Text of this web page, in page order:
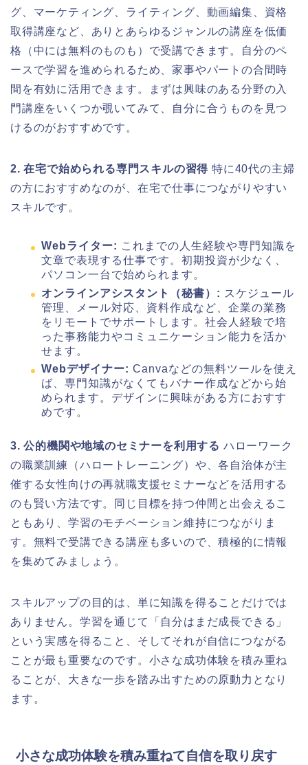
グ、マーケティング、ライティング、動画編集、資格
取得講座など、ありとあらゆるジャンルの講座を低価
格（中には無料のものも）で受講できます。自分のペ
ースで学習を進められるため、家事やパートの合間時
間を有効に活用できます。まずは興味のある分野の入
門講座をいくつか覗いてみて、自分に合うものを見つ
けるのがおすすめです。
2. 在宅で始められる専門スキルの習得 特に40代の主婦
の方におすすめなのが、在宅で仕事につながりやすい
スキルです。
Webライター: これまでの人生経験や専門知識を
文章で表現する仕事です。初期投資が少なく、
パソコン一台で始められます。
オンラインアシスタント（秘書）: スケジュール
管理、メール対応、資料作成など、企業の業務
をリモートでサポートします。社会人経験で培
った事務能力やコミュニケーション能力を活か
せます。
Webデザイナー: Canvaなどの無料ツールを使え
ば、専門知識がなくてもバナー作成などから始
められます。デザインに興味がある方におすす
めです。
3. 公的機関や地域のセミナーを利用する ハローワーク
の職業訓練（ハロートレーニング）や、各自治体が主
催する女性向けの再就職支援セミナーなどを活用する
のも賢い方法です。同じ目標を持つ仲間と出会えるこ
ともあり、学習のモチベーション維持につながりま
す。無料で受講できる講座も多いので、積極的に情報
を集めてみましょう。
スキルアップの目的は、単に知識を得ることだけでは
ありません。学習を通じて「自分はまだ成長できる」
という実感を得ること、そしてそれが自信につながる
ことが最も重要なのです。小さな成功体験を積み重ね
ることが、大きな一歩を踏み出すための原動力となり
ます。
小さな成功体験を積み重ねて自信を取り戻す